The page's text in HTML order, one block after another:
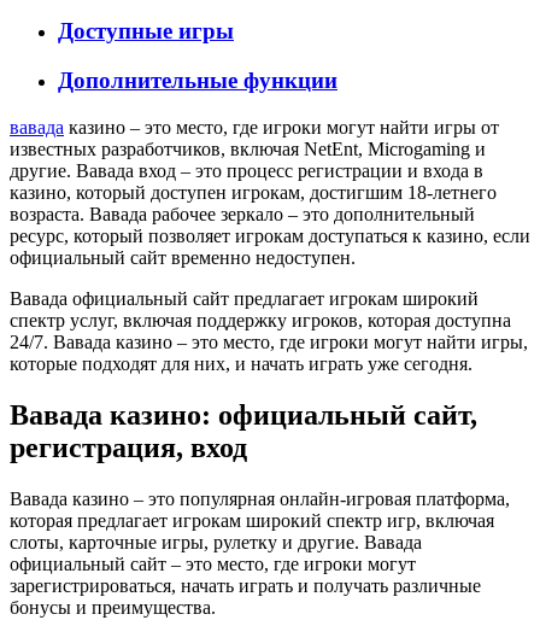
Доступные игры
Дополнительные функции
вавада казино – это место, где игроки могут найти игры от
известных разработчиков, включая NetEnt, Microgaming и
другие. Вавада вход – это процесс регистрации и входа в
казино, который доступен игрокам, достигшим 18-летнего
возраста. Вавада рабочее зеркало – это дополнительный
ресурс, который позволяет игрокам доступаться к казино, если
официальный сайт временно недоступен.
Вавада официальный сайт предлагает игрокам широкий
спектр услуг, включая поддержку игроков, которая доступна
24/7. Вавада казино – это место, где игроки могут найти игры,
которые подходят для них, и начать играть уже сегодня.
Вавада казино: официальный сайт,
регистрация, вход
Вавада казино – это популярная онлайн-игровая платформа,
которая предлагает игрокам широкий спектр игр, включая
слоты, карточные игры, рулетку и другие. Вавада
официальный сайт – это место, где игроки могут
зарегистрироваться, начать играть и получать различные
бонусы и преимущества.